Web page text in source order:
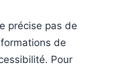
précise pas de
de
Pour